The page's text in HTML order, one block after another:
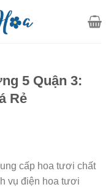
5 Quận 3:
Rẻ
cấp hoa tươi chất
vụ điện hoa tươi